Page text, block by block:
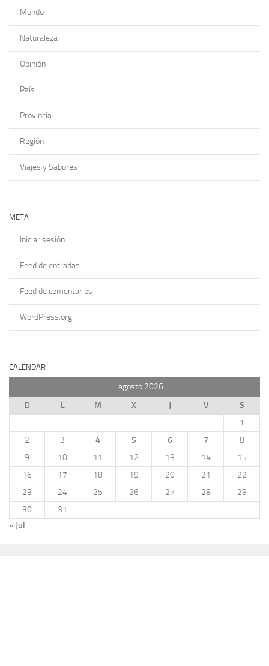
Mundo
Naturaleza
Opinión
País
Provincia
Región
Viajes y Sabores
META
Iniciar sesión
Feed de entradas
Feed de comentarios
WordPress.org
CALENDAR
agosto 2026
D
L M X J V
S
1
2
3 4 5 6 7
8
9
10 11 12 13 14
15
16
17 18 19 20 21
22
23
24 25 26 27 28
29
30
31
« Jul